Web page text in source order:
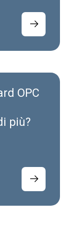
OPC
più?